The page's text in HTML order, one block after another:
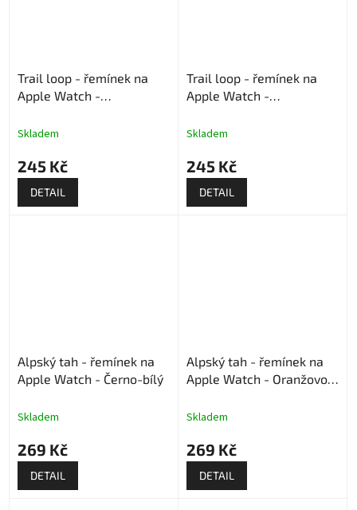
Trail loop - řemínek na
Apple Watch -
Skladem
245 Kč
DETAIL
Trail loop - řemínek na
Apple Watch -
Skladem
245 Kč
DETAIL
Alpský tah - řemínek na
Apple Watch - Černo-bílý
Skladem
269 Kč
DETAIL
Alpský tah - řemínek na
Apple Watch - Oranžovo-
Skladem
269 Kč
DETAIL